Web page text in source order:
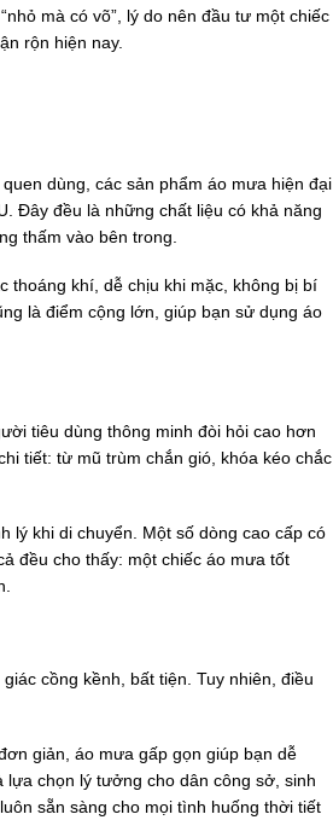
mà có võ”, lý do nên đầu tư một chiếc
rộn hiện nay.
dùng, các sản phẩm áo mưa hiện đại
Đây đều là những chất liệu có khả năng
thấm vào bên trong.
thoáng khí, dễ chịu khi mặc, không bị bí
là điểm cộng lớn, giúp bạn sử dụng áo
tiêu dùng thông minh đòi hỏi cao hơn
tiết: từ mũ trùm chắn gió, khóa kéo chắc
lý khi di chuyển. Một số dòng cao cấp có
đều cho thấy: một chiếc áo mưa tốt
cồng kềnh, bất tiện. Tuy nhiên, điều
giản, áo mưa gấp gọn giúp bạn dễ
chọn lý tưởng cho dân công sở, sinh
sẵn sàng cho mọi tình huống thời tiết